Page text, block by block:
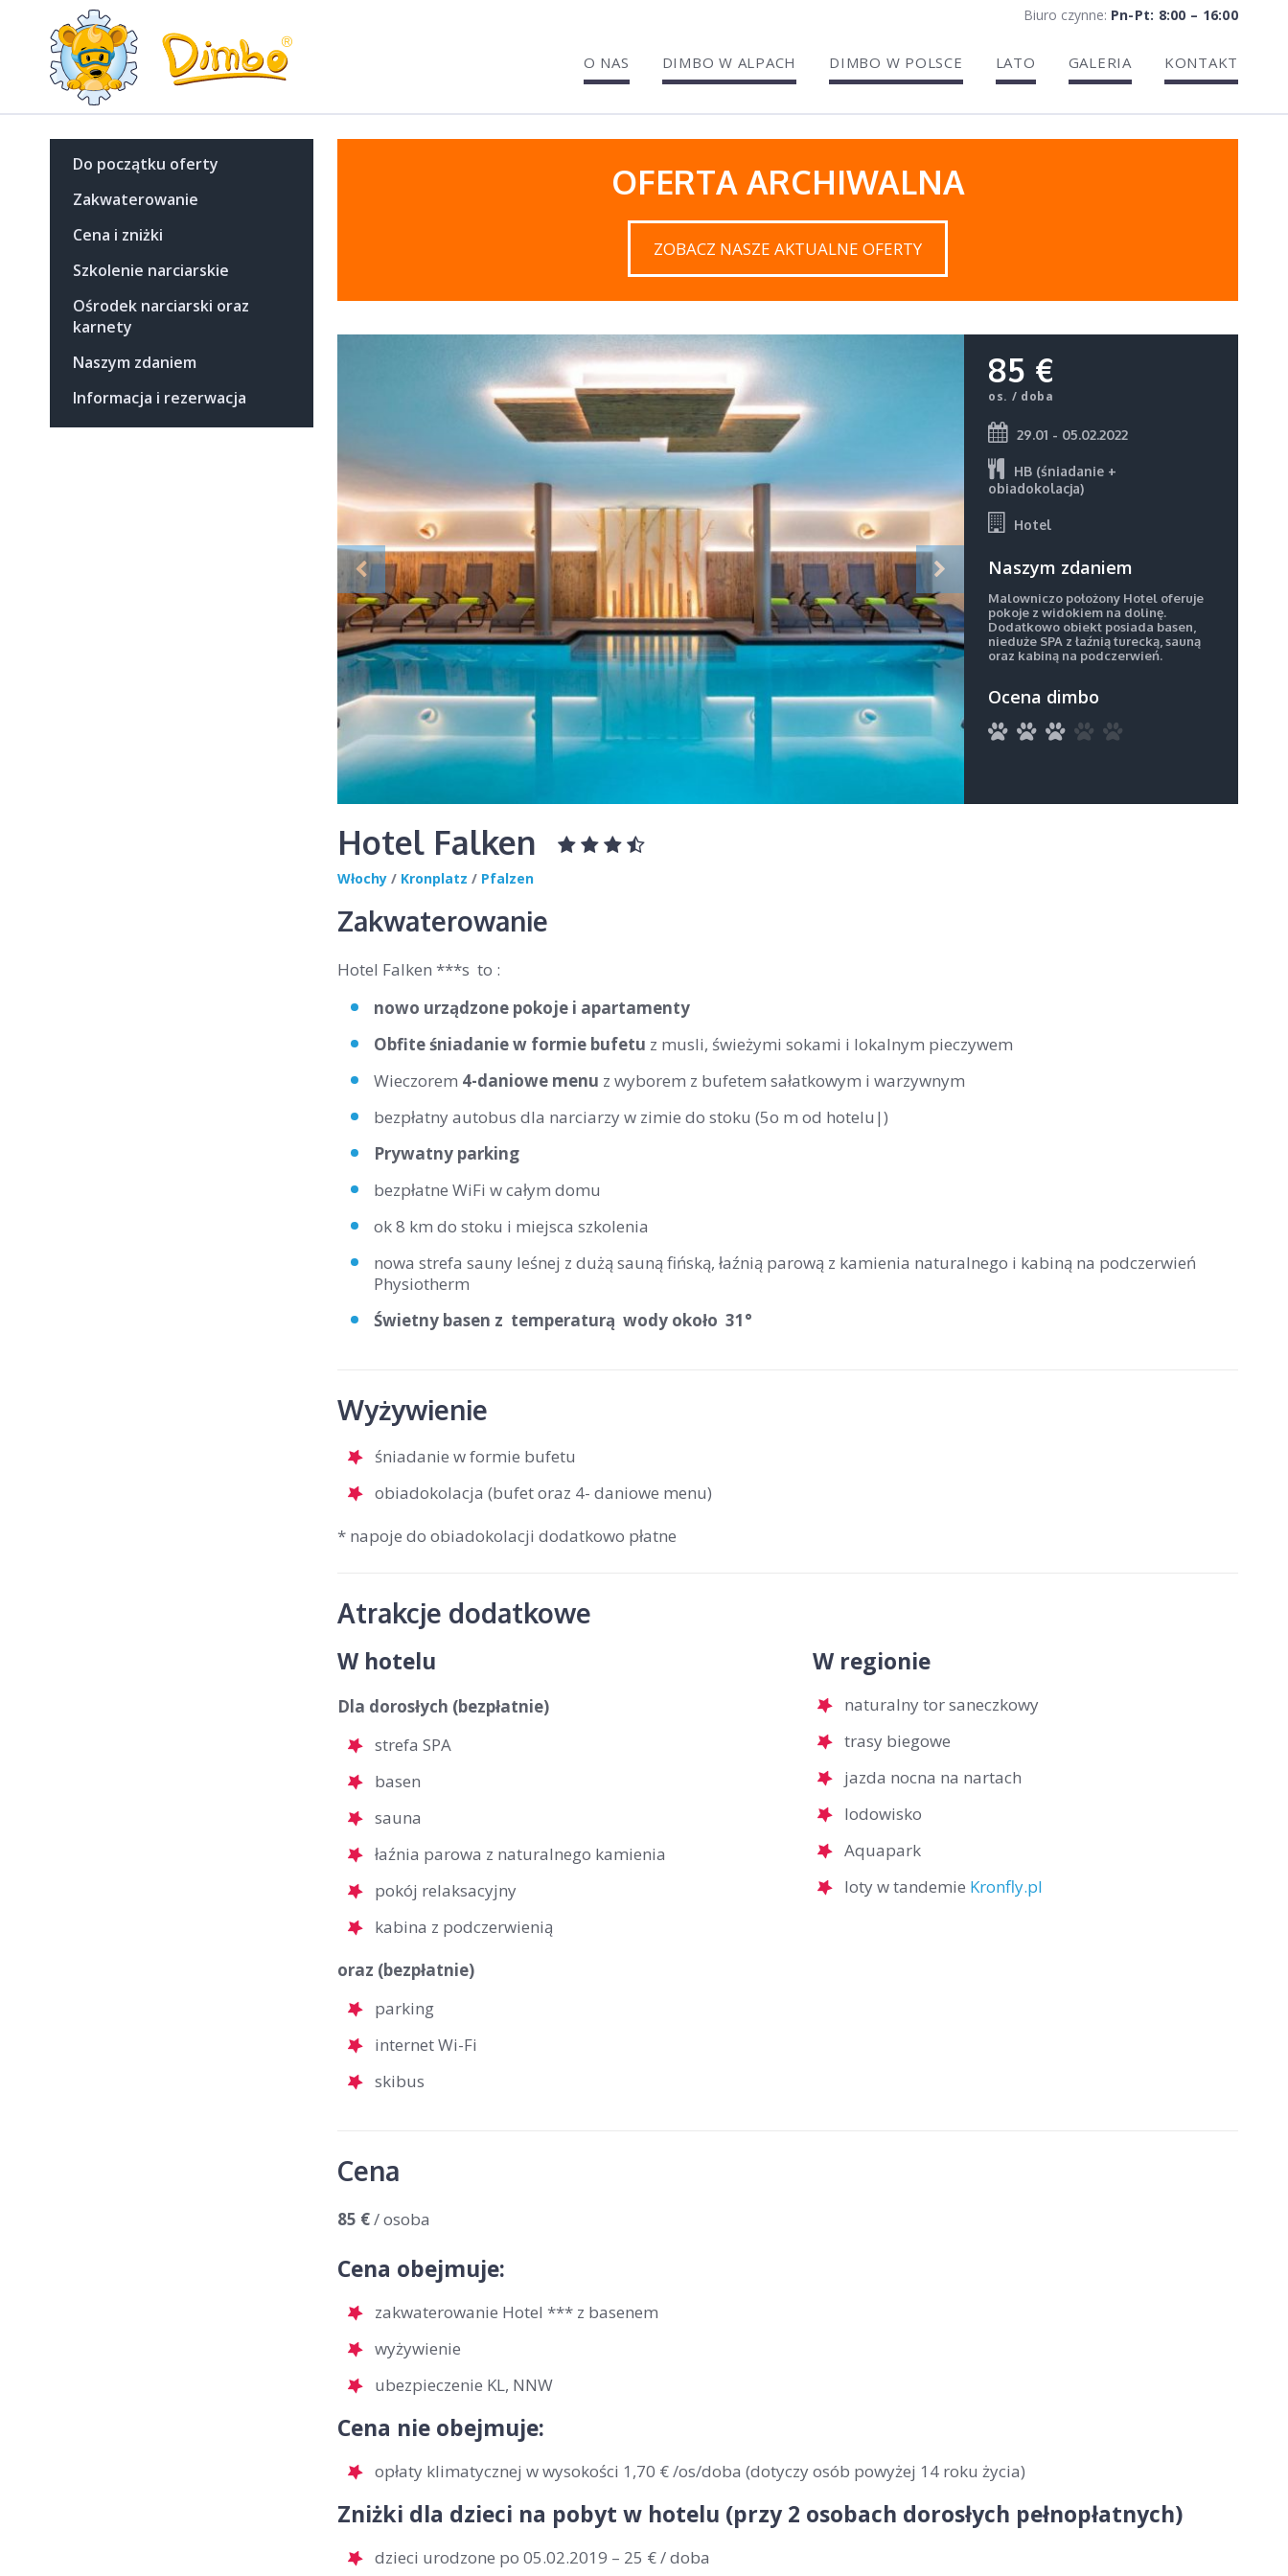
Biuro czynne: Pn-Pt: 8:00 – 16:00
O NAS DIMBO W ALPACH DIMBO W POLSCE LATO GALERIA KONTAKT
Do początku oferty
Zakwaterowanie
Cena i zniżki
Szkolenie narciarskie
Ośrodek narciarski oraz
karnety
Naszym zdaniem
Informacja i rezerwacja
OFERTA ARCHIWALNA
ZOBACZ NASZE AKTUALNE OFERTY
85 €
os. / doba
29.01 - 05.02.2022
HB (śniadanie +
obiadokolacja)
Hotel
Naszym zdaniem
Malowniczo położony Hotel oferuje
pokoje z widokiem na dolinę.
Dodatkowo obiekt posiada basen,
nieduże SPA z łaźnią turecką, sauną
oraz kabiną na podczerwień.
Ocena dimbo
Hotel Falken
Włochy / Kronplatz / Pfalzen
Zakwaterowanie
Hotel Falken ***s to :
nowo urządzone pokoje i apartamenty
Obfite śniadanie w formie bufetu z musli, świeżymi sokami i lokalnym pieczywem
Wieczorem 4-daniowe menu z wyborem z bufetem sałatkowym i warzywnym
bezpłatny autobus dla narciarzy w zimie do stoku (5o m od hotelu|)
Prywatny parking
bezpłatne WiFi w całym domu
ok 8 km do stoku i miejsca szkolenia
nowa strefa sauny leśnej z dużą sauną fińską, łaźnią parową z kamienia naturalnego i kabiną na podczerwień
Physiotherm
Świetny basen z temperaturą wody około 31°
Wyżywienie
śniadanie w formie bufetu
obiadokolacja (bufet oraz 4- daniowe menu)
* napoje do obiadokolacji dodatkowo płatne
Atrakcje dodatkowe
W hotelu
Dla dorosłych (bezpłatnie)
strefa SPA
basen
sauna
łaźnia parowa z naturalnego kamienia
pokój relaksacyjny
kabina z podczerwienią
oraz (bezpłatnie)
parking
internet Wi-Fi
skibus
W regionie
naturalny tor saneczkowy
trasy biegowe
jazda nocna na nartach
lodowisko
Aquapark
loty w tandemie Kronfly.pl
Cena
85 €/ osoba
Cena obejmuje:
zakwaterowanie Hotel *** z basenem
wyżywienie
ubezpieczenie KL, NNW
Cena nie obejmuje:
opłaty klimatycznej w wysokości 1,70 € /os/doba (dotyczy osób powyżej 14 roku życia)
Zniżki dla dzieci na pobyt w hotelu (przy 2 osobach dorosłych pełnopłatnych)
dzieci urodzone po 05.02.2019 – 25 € / doba